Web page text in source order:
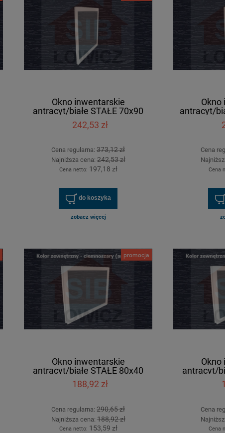
[cm]
247,96 zł
381,47 zł
247,96 zł
301,34 zł
Okno inwentarskie
antracyt/białe STAŁE 70x90
[cm]
242,53 zł
Cena regularna: 373,12 zł
Najniższa cena:242,53 zł
Cena netto: 197,18 zł
do koszyka
zobacz więcej
Okno
antracyt/
Cena
Cena
Okno inwentarskie
antracyt/białe STAŁE 80x40
[cm]
188,92 zł
Cena regularna: 290,65 zł
Najniższa cena:188,92 zł
Cena netto: 153,59 zł
promocja
Okno
antracyt/
Cena
Cena